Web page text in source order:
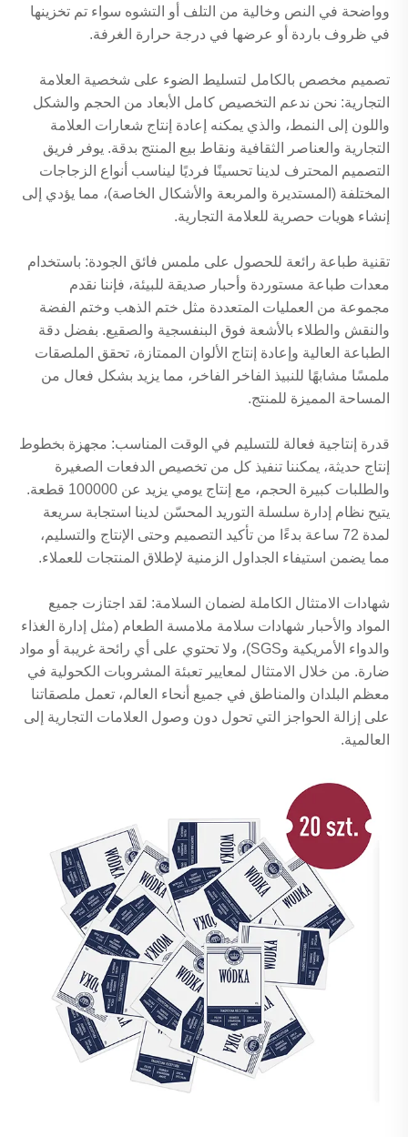
وواضحة في النص وخالية من التلف أو التشوه سواء تم تخزينها
في ظروف باردة أو عرضها في درجة حرارة الغرفة.
تصميم مخصص بالكامل لتسليط الضوء على شخصية العلامة
التجارية: نحن ندعم التخصيص كامل الأبعاد من الحجم والشكل
واللون إلى النمط، والذي يمكنه إعادة إنتاج شعارات العلامة
التجارية والعناصر الثقافية ونقاط بيع المنتج بدقة. يوفر فريق
التصميم المحترف لدينا تحسينًا فرديًا ليناسب أنواع الزجاجات
المختلفة (المستديرة والمربعة والأشكال الخاصة)، مما يؤدي إلى
إنشاء هويات حصرية للعلامة التجارية.
تقنية طباعة رائعة للحصول على ملمس فائق الجودة: باستخدام
معدات طباعة مستوردة وأحبار صديقة للبيئة، فإننا نقدم
مجموعة من العمليات المتعددة مثل ختم الذهب وختم الفضة
والنقش والطلاء بالأشعة فوق البنفسجية والصقيع. بفضل دقة
الطباعة العالية وإعادة إنتاج الألوان الممتازة، تحقق الملصقات
ملمسًا مشابهًا للنبيذ الفاخر الفاخر، مما يزيد بشكل فعال من
المساحة المميزة للمنتج.
قدرة إنتاجية فعالة للتسليم في الوقت المناسب: مجهزة بخطوط
إنتاج حديثة، يمكننا تنفيذ كل من تخصيص الدفعات الصغيرة
والطلبات كبيرة الحجم، مع إنتاج يومي يزيد عن 100000 قطعة.
يتيح نظام إدارة سلسلة التوريد المحسّن لدينا استجابة سريعة
لمدة 72 ساعة بدءًا من تأكيد التصميم وحتى الإنتاج والتسليم،
مما يضمن استيفاء الجداول الزمنية لإطلاق المنتجات للعملاء.
شهادات الامتثال الكاملة لضمان السلامة: لقد اجتازت جميع
المواد والأحبار شهادات سلامة ملامسة الطعام (مثل إدارة الغذاء
والدواء الأمريكية وSGS)، ولا تحتوي على أي رائحة غريبة أو مواد
ضارة. من خلال الامتثال لمعايير تعبئة المشروبات الكحولية في
معظم البلدان والمناطق في جميع أنحاء العالم، تعمل ملصقاتنا
على إزالة الحواجز التي تحول دون وصول العلامات التجارية إلى
العالمية.